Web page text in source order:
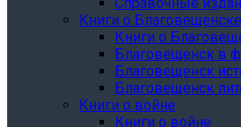
Книги о Благовещенске
Книги о
Благовещенск в
Благовещенск
Благовещенск
Книги о войне
Книги о войне